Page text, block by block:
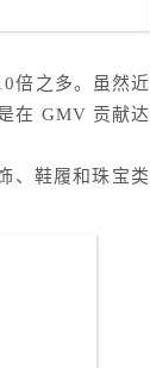
倍之多。虽然近
在 GMV 贡献达
、鞋履和珠宝类